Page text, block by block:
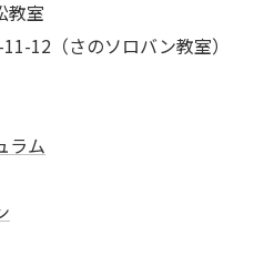
教室
12（さのソロバン教室）
ラム